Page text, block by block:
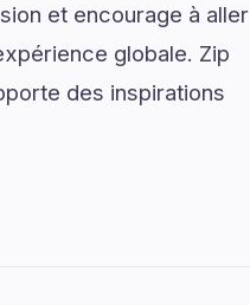
et encourage à aller
globale. Zip
des inspirations